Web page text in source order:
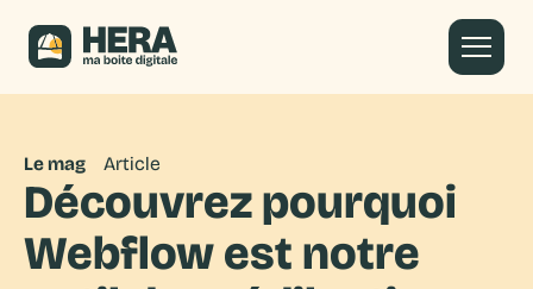
Le mag Article
Découvrez pourquoi
Webflow est notre